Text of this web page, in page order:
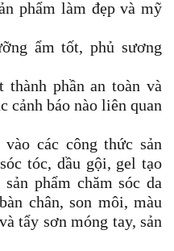
phẩm làm đẹp và mỹ
ẩm tốt, phủ sương
phần an toàn và
cảnh báo nào liên quan
các công thức sản
tóc, dầu gội, gel tạo
phẩm chăm sóc da
chân, son môi, màu
tẩy sơn móng tay, sản